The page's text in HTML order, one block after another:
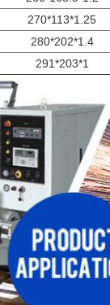
270*113*1.25
280*202*1.4
291*203*1